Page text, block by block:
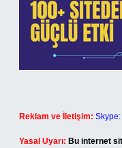
Reklam ve İletişim:
Yasal Uyarı: Bu internet